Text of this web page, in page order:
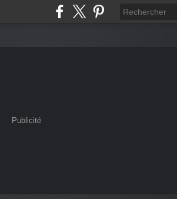
Publicité